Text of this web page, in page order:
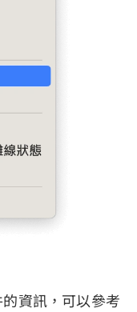
資訊，可以參考